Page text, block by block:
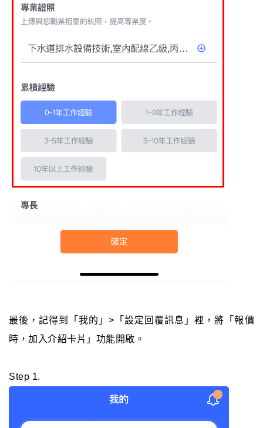
最後，記得到「我的」>「設定回覆訊息」裡，將「報價
時，加入介紹卡片」功能開啟。
Step 1.